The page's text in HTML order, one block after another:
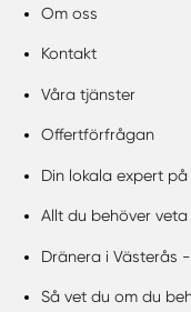
Om oss
Kontakt
Våra tjänster
Offertförfrågan
Din lokala expert
Allt du behöver
Dränera i Västerås
Så vet du om du